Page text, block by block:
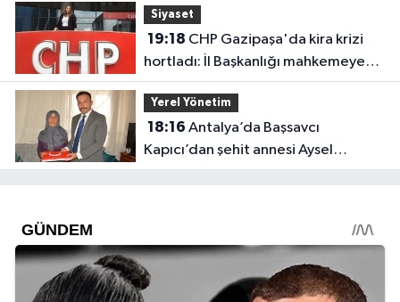
Siyaset
19:18
hortladı: İl Başkanlığı mahkemeye
gitti
Yerel Yönetim
18:16
Kapıcı’dan şehit annesi Aysel
Belen’e anlamlı ziyaret